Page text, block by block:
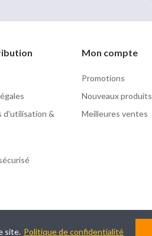
d'utilisation &
Mon compte
Promotions
Nouveaux produits
Meilleures ventes
site. Politique de confidentialité